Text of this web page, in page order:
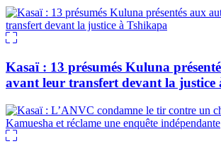
Kasaï : 13 présumés Kuluna
avant leur transfert devant la justice